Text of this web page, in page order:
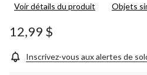
pour
la
même
Voir détails du produit Objets
12,99 $
Inscrivez-vous aux alertes de